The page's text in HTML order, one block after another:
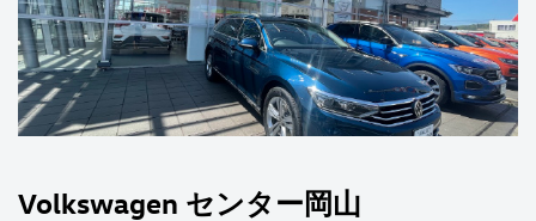
Volkswagen センター岡山